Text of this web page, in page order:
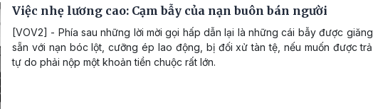
Việc nhẹ lương cao: Cạm bẫy của nạn buôn bán người
[VOV2] - Phía sau những lời mời gọi hấp dẫn lại là những cái bẫy được giăng
sẵn với nạn bóc lột, cưỡng ép lao động, bị đối xử tàn tệ, nếu muốn được trả
tự do phải nộp một khoản tiền chuộc rất lớn.